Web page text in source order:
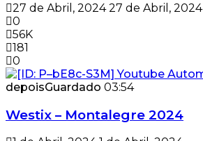
27 de Abril, 2024 27 de Abril, 2024
0
56K
181
0
depoisGuardado 03:54
Westix – Montalegre 2024